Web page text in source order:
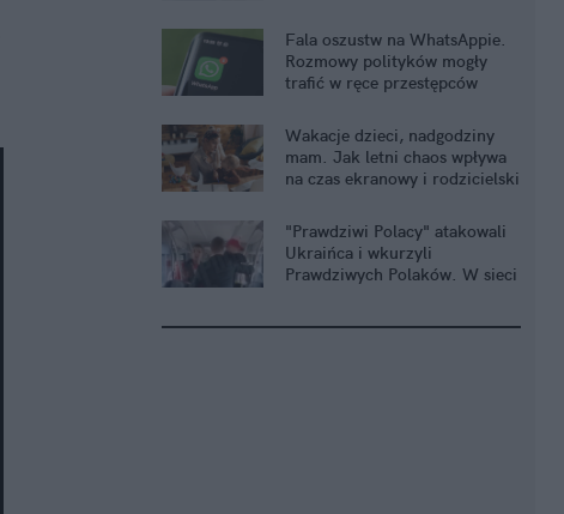
Fala oszustw na WhatsAppie.
Rozmowy polityków mogły
trafić w ręce przestępców
Wakacje dzieci, nadgodziny
mam. Jak letni chaos wpływa
na czas ekranowy i rodzicielski
"Prawdziwi Polacy" atakowali
Ukraińca i wkurzyli
Prawdziwych Polaków. W sieci